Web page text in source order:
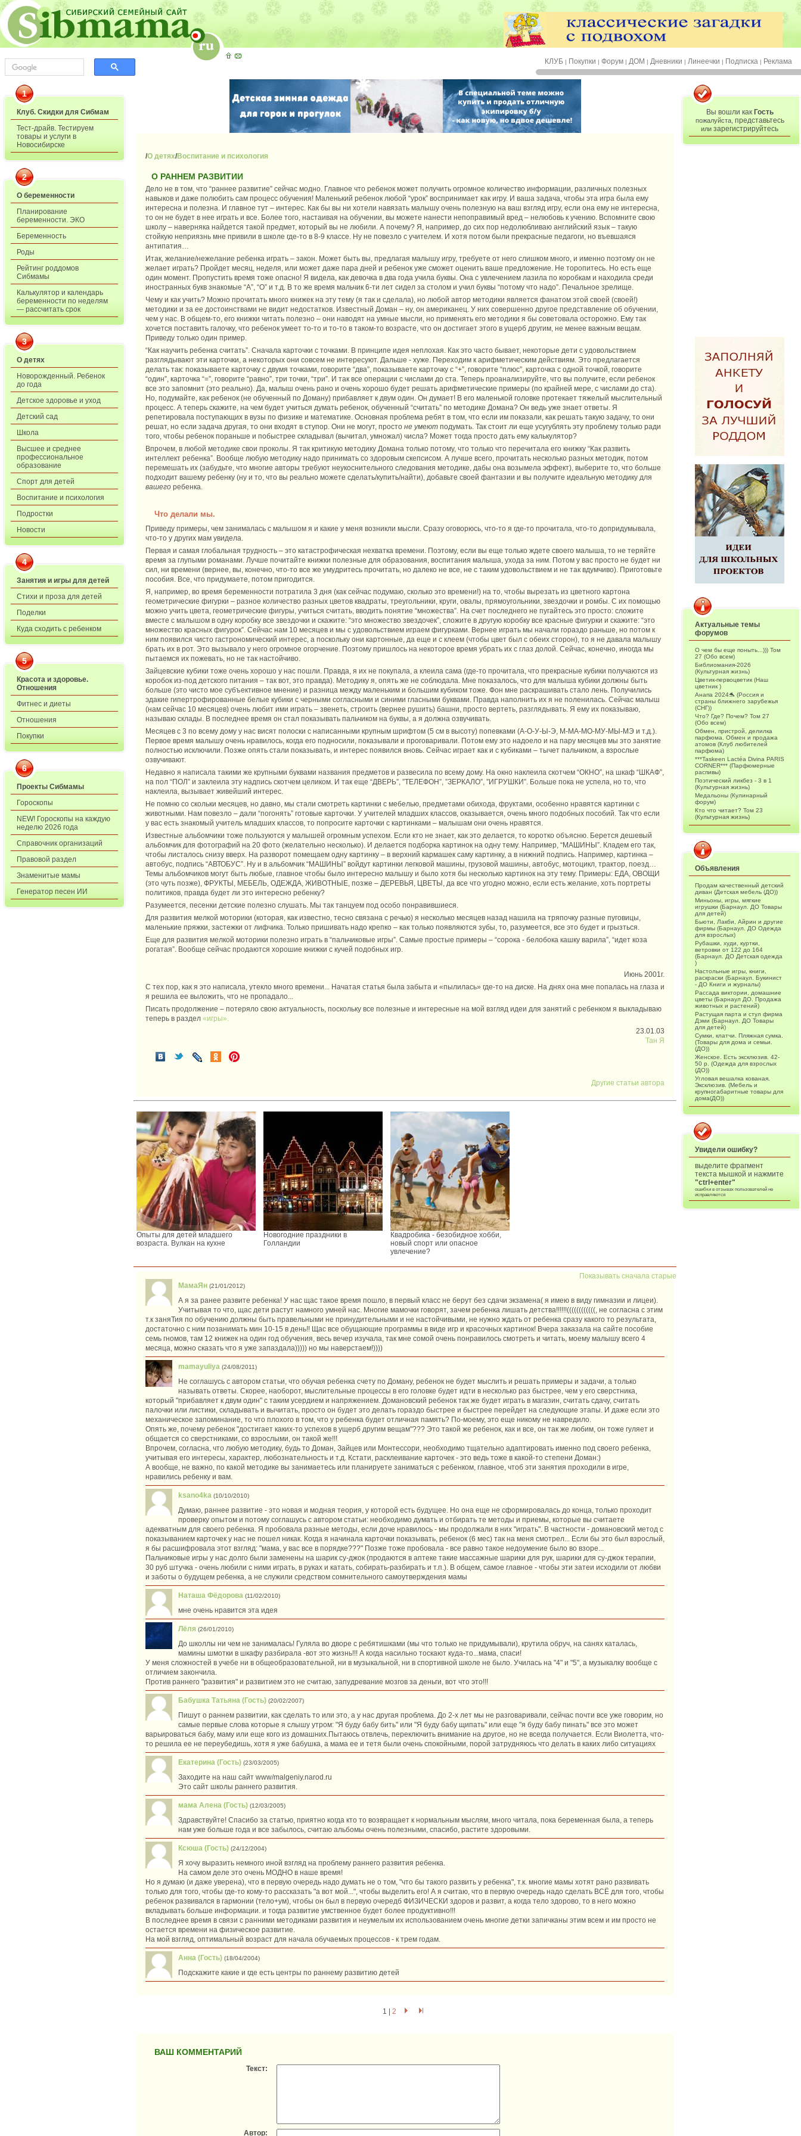
КЛУБ | Покупки | Форум | ДОМ | Дневники | Линеечки | Подписка | Реклама
1
Клуб. Скидки для Сибмам
Тест-драйв. Тестируем
товары и услуги в
Новосибирске
2
О беременности
Планирование
беременности. ЭКО
Беременность
Роды
Рейтинг роддомов
Сибмамы
Калькулятор и календарь
беременности по неделям
— рассчитать срок
3
О детях
Новорожденный. Ребенок
до года
Детское здоровье и уход
Детский сад
Школа
Высшее и среднее
профессиональное
образование
Спорт для детей
Воспитание и психология
Подростки
Новости
4
Занятия и игры для детей
Стихи и проза для детей
Поделки
Куда сходить с ребенком
5
Красота и здоровье.
Отношения
Фитнес и диеты
Отношения
Покупки
6
Проекты Сибмамы
Гороскопы
NEW! Гороскопы на каждую
неделю 2026 года
Справочник организаций
Правовой раздел
Знаменитые мамы
Генератор песен ИИ
/О детях/Воспитание и психология
О РАННЕМ РАЗВИТИИ
Дело не в том, что “раннее развитие” сейчас модно. Главное что ребенок может получить огромное количество информации, различных полезных
навыков и даже полюбить сам процесс обучения! Маленький ребенок любой “урок” воспринимает как игру. И ваша задача, чтобы эта игра была ему
интересна и полезна. И главное тут – интерес. Как бы вы ни хотели навязать малышу очень полезную на ваш взгляд игру, если она ему не интересна,
то он не будет в нее играть и все. Более того, настаивая на обучении, вы можете нанести непоправимый вред – нелюбовь к учению. Вспомните свою
школу – наверняка найдется такой предмет, который вы не любили. А почему? Я, например, до сих пор недолюбливаю английский язык – такую
стойкую неприязнь мне привили в школе где-то в 8-9 классе. Ну не повезло с учителем. И хотя потом были прекрасные педагоги, но въевшаяся
антипатия…
Итак, желание/нежелание ребенка играть – закон. Может быть вы, предлагая малышу игру, требуете от него слишком много, и именно поэтому он не
желает играть? Пройдет месяц, неделя, или может даже пара дней и ребенок уже сможет оценить ваше предложение. Не торопитесь. Но есть еще
один момент. Пропустить время тоже опасно! Я видела, как девочка в два года учила буквы. Она с увлечением лазила по коробкам и находила среди
иностранных букв знакомые “А”, “О” и т.д. В то же время мальчик 6-ти лет сидел за столом и учил буквы “потому что надо”. Печальное зрелище.
Чему и как учить? Можно прочитать много книжек на эту тему (я так и сделала), но любой автор методики является фанатом этой своей (своей!)
методики и за ее достоинствами не видит недостатков. Известный Доман – ну, он американец. У них совершенно другое представление об обучении,
чем у нас. В общем-то, его книжки читать полезно – они наводят на умные мысли, но применять его методики я бы советовала осторожно. Ему так
хочется поставить галочку, что ребенок умеет то-то и то-то в таком-то возрасте, что он достигает этого в ущерб другим, не менее важным вещам.
Приведу только один пример.
“Как научить ребенка считать”. Сначала карточки с точками. В принципе идея неплохая. Как это часто бывает, некоторые дети с удовольствием
разглядывают эти карточки, а некоторых они совсем не интересуют. Дальше - хуже. Переходим к арифметическим действиям. Это предлагается
делать так: показываете карточку с двумя точками, говорите “два”, показываете карточку с “+”, говорите “плюс”, карточка с одной точкой, говорите
“один”, карточка “=”, говорите “равно”, три точки, “три”. И так все операции с числами до ста. Теперь проанализируйте, что вы получите, если ребенок
все это запомнит (это реально). Да, малыш очень рано и очень хорошо будет решать арифметические примеры (по крайней мере, с числами до ста).
Но, подумайте, как ребенок (не обученный по Доману) прибавляет к двум один. Он думает! В его маленькой головке протекает тяжелый мыслительный
процесс. А теперь скажите, на чем будет учиться думать ребенок, обученный “считать” по методике Домана? Он ведь уже знает ответы. Я
репетировала поступающих в вузы по физике и математике. Основная проблема ребят в том, что если им показали, как решать такую задачу, то они
решат, но если задача другая, то они входят в ступор. Они не могут, просто не умеют подумать. Так стоит ли еще усугублять эту проблему только ради
того, чтобы ребенок пораньше и побыстрее складывал (вычитал, умножал) числа? Может тогда просто дать ему калькулятор?
Впрочем, в любой методике свои проколы. Я так критикую методику Домана только потому, что только что перечитала его книжку “Как развить
интеллект ребенка”. Вообще любую методику надо принимать со здоровым скепсисом. А лучше всего, прочитать несколько разных методик, потом
перемешать их (забудьте, что многие авторы требуют неукоснительного следования методике, дабы она возымела эффект), выберите то, что больше
подходит вашему ребенку (ну и то, что вы реально можете сделать/купить/найти), добавьте своей фантазии и вы получите идеальную методику для
вашего ребенка.
Что делали мы.
Приведу примеры, чем занималась с малышом я и какие у меня возникли мысли. Сразу оговорюсь, что-то я где-то прочитала, что-то допридумывала,
что-то у других мам увидела.
Первая и самая глобальная трудность – это катастрофическая нехватка времени. Поэтому, если вы еще только ждете своего малыша, то не теряйте
время за глупыми романами. Лучше почитайте книжки полезные для образования, воспитания малыша, ухода за ним. Потом у вас просто не будет ни
сил, ни времени (вернее, вы, конечно, что-то все же умудритесь прочитать, но далеко не все, не с таким удовольствием и не так вдумчиво). Приготовьте
пособия. Все, что придумаете, потом пригодится.
Я, например, во время беременности потратила 3 дня (как сейчас подумаю, сколько это времени!) на то, чтобы вырезать из цветного картона
геометрические фигурки – разное количество разных цветов квадраты, треугольники, круги, овалы, прямоугольники, звездочки и ромбы. С их помощью
можно учить цвета, геометрические фигуры, учиться считать, вводить понятие “множества”. На счет последнего не пугайтесь это просто: сложите
вместе с малышом в одну коробку все звездочки и скажите: “это множество звездочек”, сложите в другую коробку все красные фигурки и скажите: “это
множество красных фигурок”. Сейчас нам 10 месяцев и мы с удовольствием играем фигурками. Вернее играть мы начали гораздо раньше, но потом к
ним появился чисто гастрономический интерес, а поскольку они картонные, да еще и с клеем (чтобы цвет был с обеих сторон), то я не давала малышу
брать их в рот. Это вызывало у него огромное огорчение. Поэтому пришлось на некоторое время убрать их с глаз долой. Сейчас, конечно, иногда мы
пытаемся их пожевать, но не так настойчиво.
Зайцевские кубики тоже очень хорошо у нас пошли. Правда, я их не покупала, а клеила сама (где-то прочитала, что прекрасные кубики получаются из
коробок из-под детского питания – так вот, это правда). Методику я, опять же не соблюдала. Мне показалось, что для малыша кубики должны быть
больше (это чисто мое субъективное мнение) и разница между маленьким и большим кубиком тоже. Фон мне раскрашивать стало лень. Получились
эдакие гипертрофированные белые кубики с черными согласными и синими гласными буквами. Правда наполнить их я не поленилась. Сейчас малыш
(нам сейчас 10 месяцев) очень любит ими играть – звенеть, строить (вернее рушить) башни, просто вертеть, разглядывать. Я ему их показываю,
называю склады. В последнее время он стал показывать пальчиком на буквы, а я должна озвучивать.
Месяцев с 3 по всему дому у нас висят полоски с написанными крупным шрифтом (5 см в высоту) попевками (А-О-У-Ы-Э, М-МА-МО-МУ-МЫ-МЭ и т.д.).
Первое время малышу очень нравилось, когда его подносили, показывали и проговаривали. Потом ему это надоело и на пару месяцев мы это занятие
полностью исключили. Позже опять стали показывать, и интерес появился вновь. Сейчас играет как и с кубиками – тычет пальчиком, а взрослые
озвучивают.
Недавно я написала такими же крупными буквами названия предметов и развесила по всему дому. На окно наклеила скотчем “ОКНО”, на шкаф “ШКАФ”,
на пол “ПОЛ” и заклеила эту надпись скотчем целиком. И так еще “ДВЕРЬ”, ”ТЕЛЕФОН”, ”ЗЕРКАЛО”, ”ИГРУШКИ”. Больше пока не успела, но то, что
наклеила, вызывает живейший интерес.
Не помню со скольки месяцев, но давно, мы стали смотреть картинки с мебелью, предметами обихода, фруктами, особенно нравятся картинки с
животными. Нам повезло – дали “погонять” готовые карточки. У учителей младших классов, оказывается, очень много подобных пособий. Так что если
у вас есть знакомый учитель младших классов, то попросите карточки с картинками – малышам они очень нравятся.
Известные альбомчики тоже пользуются у малышей огромным успехом. Если кто не знает, как это делается, то коротко объясню. Берется дешевый
альбомчик для фотографий на 20 фото (желательно несколько). И делается подборка картинок на одну тему. Например, “МАШИНЫ”. Кладем его так,
чтобы листалось снизу вверх. На разворот помещаем одну картинку – в верхний кармашек саму картинку, а в нижний подпись. Например, картинка –
автобус, подпись “АВТОБУС”. Ну и в альбомчик “МАШИНЫ” войдут картинки легковой машины, грузовой машины, автобус, мотоцикл, трактор, поезд…
Темы альбомчиков могут быть любые, главное чтобы было интересно малышу и было хотя бы несколько картинок на эту тему. Примеры: ЕДА, ОВОЩИ
(это чуть позже), ФРУКТЫ, МЕБЕЛЬ, ОДЕЖДА, ЖИВОТНЫЕ, позже – ДЕРЕВЬЯ, ЦВЕТЫ, да все что угодно можно, если есть желание, хоть портреты
политиков, правда будет ли это интересно ребенку?
Разумеется, песенки детские полезно слушать. Мы так танцуем под особо понравившиеся.
Для развития мелкой моторики (которая, как известно, тесно связана с речью) я несколько месяцев назад нашила на тряпочку разные пуговицы,
маленькие пряжки, застежки от лифчика. Только пришивать надо крепко – как только появляются зубы, то, разумеется, все это будет и грызться.
Еще для развития мелкой моторики полезно играть в “пальчиковые игры”. Самые простые примеры – “сорока - белобока кашку варила”, “идет коза
рогатая”. Вообще сейчас продаются хорошие книжки с кучей подобных игр.
Июнь 2001г.
С тех пор, как я это написала, утекло много времени... Начатая статья была забыта и «пылилась» где-то на диске. На днях она мне попалась на глаза и
я решила ее выложить, что не пропадало...
Писать продолжение – потеряло свою актуальность, поскольку все полезные и интересные на мой взгляд идеи для занятий с ребенком я выкладываю
теперь в раздел «игры».
23.01.03
Тан Я
Другие статьи автора
Опыты для детей младшего
возраста. Вулкан на кухне
Новогодние праздники в
Голландии
Квадробика - безобидное хобби,
новый спорт или опасное
увлечение?
Показывать сначала старые
МамаЯн (21/01/2012)
А я за ранее развите ребенка! У нас щас такое время пошло, в первый класс не берут без сдачи экзамена( я имею в виду гимназии и лицеи).
Учитывая то что, щас дети растут намного умней нас. Многие мамочки говорят, зачем ребенка лишать детства!!!!!!((((((((((((, не согласна с этим
т.к заняТия по обучению должны быть правельными не принудительными и не настойчивыми, не нужно ждать от ребенка сразу какого то результата,
достаточно с ним позанимать мин 10-15 в день!! Щас все обущающие программы в виде игр и красочных картинок! Вчера заказала на сайте пособие
семь гномов, там 12 книжек на один год обучения, весь вечер изучала, так мне сомой очень понравилось смотреть и читать, моему малышу всего 4
месяца, можно сказать что я уже запаздала))))) но мы наверстаем!))))
mamayuliya (24/08/2011)
Не соглашусь с автором статьи, что обучая ребенка счету по Доману, ребенок не будет мыслить и решать примеры и задачи, а только
называть ответы. Скорее, наоборот, мыслительные процессы в его головке будет идти в несколько раз быстрее, чем у его сверстника,
который "прибавляет к двум один" с таким усердием и напряжением. Домановский ребенок так же будет играть в магазин, считать сдачу, считать
палочки или листики, складывать и вычитать, просто он будет это делать гораздо быстрее и быстрее перейдет на следующие этапы. И даже если это
механическое запоминание, то что плохого в том, что у ребенка будет отличная память? По-моему, это еще никому не навредило.
Опять же, почему ребенок "достигает каких-то успехов в ущерб другим вещам"??? Это такой же ребенок, как и все, он так же любим, он тоже гуляет и
общается со сверстниками, со взрослыми, он такой же!!!
Впрочем, согласна, что любую методику, будь то Доман, Зайцев или Монтессори, необходимо тщательно адаптировать именно под своего ребенка,
учитывая его интересы, характер, любознательность и т.д. Кстати, расклеивание карточек - это ведь тоже в какой-то степени Доман:)
А вообще, не важно, по какой методике вы занимаетесь или планируете заниматься с ребенком, главное, чтоб эти занятия проходили в игре,
нравились ребенку и вам.
ksano4ka (10/10/2010)
Думаю, раннее развитие - это новая и модная теория, у которой есть будущее. Но она еще не сформировалась до конца, только проходит
проверку опытом и потому соглашусь с автором статьи: необходимо думать и отбирать те методы и приемы, которые вы считаете
адекватным для своего ребенка. Я пробовала разные методы, если доче нравилось - мы продолжали в них "играть". В частности - домановский метод с
показыванием карточек у нас не пошел никак. Когда я начинала карточки показывать, ребенок (6 мес) так на меня смотрел... Если бы это был взрослый,
я бы расшифровала этот взгляд: "мама, у вас все в порядке???" Позже тоже пробовала - все равно такое недоумение было во взоре...
Пальчиковые игры у нас долго были заменены на шарик су-джок (продаются в аптеке такие массажные шарики для рук, шарики для су-джок терапии,
30 руб штучка - очень любили с ними играть, в руках и катать, собирать-разбирать и т.п.). В общем, самое главное - чтобы эти затеи исходили от любви
и заботы о будущем ребенка, а не служили средством сомнительного самоутверждения мамы
Наташа Фёдорова (11/02/2010)
мне очень нравится эта идея
Лёля (26/01/2010)
До школлы ни чем не занималась! Гуляла во дворе с ребятишками (мы что только не придумывали), крутила обруч, на санях каталась,
мамины шмотки в шкафу разбирала -вот это жизнь!!! А когда насильно тоскают куда-то...мама, спаси!
У меня сложностей в учебе ни в общеобразовательной, ни в музыкальной, ни в спортивной школе не было. Училась на "4" и "5", а музыкалку вообще с
отличием закончила.
Против раннего "развития" и развитием это не считаю, запудревание мозгов за деньги, вот что это!!!
Бабушка Татьяна (Гость) (20/02/2007)
Пишут о раннем развитии, как сделать то или это, а у нас другая проблема. До 2-х лет мы не разговаривали, сейчас почти все уже говорим, но
самые первые слова которые я слышу утром: "Я буду бабу бить" или "Я буду бабу щипать" или еще "я буду бабу пинать" все это может
варьироваться бабу, маму или еще кого из домашних.Пытаюсь отвлечь, переключить внимание на другое, но не всегда получается. Если Виолетта, что-
то решила ее не переубедишь, хотя я уже бабушка, а мама ее и тетя были очень спокойными, порой затрудняюсь что делать в каких либо ситуациях
Eкатерина (Гость) (23/03/2005)
Заходите на наш сайт www/malgeniy.narod.ru
Это сайт школы раннего развития.
мама Алена (Гость) (12/03/2005)
Здравствуйте! Спасибо за статью, приятно когда кто то возвращает к нормальным мыслям, много читала, пока беременная была, а теперь
нам уже больше года и все забылось, считаю альбомы очень полезными, спасибо, растите здоровыми.
Ксюша (Гость) (24/12/2004)
Я хочу выразить немного иной взгляд на проблему раннего развития ребенка.
На самом деле это очень МОДНО в наше время!
Но я думаю (и даже уверена), что в первую очередь надо думать не о том, "что бы такого развить у ребенка", т.к. многие мамы хотят рано развивать
только для того, чтобы где-то кому-то рассказать "а вот мой...", чтобы выделить его! А я считаю, что в первую очередь надо сделать ВСЁ для того, чтобы
ребенок развивался в гармонии (тело+ум), чтобы он был в первую очередб ФИЗИЧЕСКИ здоров и развит, а когда тело здорово, то в него можно
вкладывать больше информации. и тогда развитие умственное будет более продуктивно!!!
В последнее время в связи с ранними методиками развития и неумелым их использованием очень многие детки запичканы этим всем и им просто не
остается времени на физическое развитие.
На мой взгляд, оптимальный возраст для начала обучаемых процессов - к трем годам.
Анна (Гость) (18/04/2004)
Подскажите какие и где есть центры по раннему развитию детей
1 | 2
ВАШ КОММЕНТАРИЙ
Текст:
Автор:
Вы вошли как Гость
пожалуйста, представьтесь
или зарегистрируйтесь
Актуальные темы
форумов
О чем бы еще поныть...))) Том
27 (Обо всем)
Библиомания-2026
(Культурная жизнь)
Цветик-первоцветик (Наш
цветник )
Анапа 2024🐬 (Россия и
страны ближнего зарубежья
(СНГ))
Что? Где? Почем? Том 27
(Обо всем)
Обмен, пристрой, делилка
парфюма. Обмен и продажа
атомов (Клуб любителей
парфюма)
***Taskeen Lactéa Divina PARIS
CORNER*** (Парфюмерные
распивы)
Поэтический ликбез - 3 в 1
(Культурная жизнь)
Медальоны (Кулинарный
форум)
Кто что читает? Том 23
(Культурная жизнь)
Объявления
Продам качественный детский
диван (Детская мебель (ДО))
Миньоны, игры, мягкие
игрушки (Барнаул. ДО Товары
для детей)
Бьюти, Лакби, Айрин и другие
фирмы (Барнаул. ДО Одежда
для взрослых)
Рубашки, худи, куртки,
ветровки от 122 до 164
(Барнаул. ДО Детская одежда
)
Настольные игры, книги,
раскраски (Барнаул. Букинист
- ДО Книги и журналы)
Рассада виктории, домашние
цветы (Барнаул ДО. Продажа
животных и растений)
Растущая парта и стул фирма
Дэми (Барнаул. ДО Товары
для детей)
Сумки, клатчи. Пляжная сумка.
(Товары для дома и семьи.
(ДО))
Женское. Есть эксклюзив. 42-
50 р. (Одежда для взрослых
(ДО))
Угловая вешалка кованая.
Эксклюзив. (Мебель и
крупногабаритные товары для
дома(ДО))
Увидели ошибку?
выделите фрагмент
текста мышкой и нажмите
"ctrl+enter"
ошибки в отзывах пользователей не
исправляются